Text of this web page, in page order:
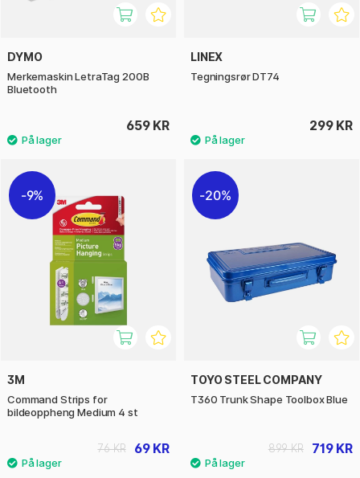
DYMO
Merkemaskin LetraTag 200B
Bluetooth
659 KR
LINEX
Tegningsrør DT74
299 KR
9%
3M
Command Strips for
bildeoppheng Medium 4 st
69 KR
76 KR
20%
TOYO STEEL COMPANY
T360 Trunk Shape Toolbox Blue
719 KR
899 KR